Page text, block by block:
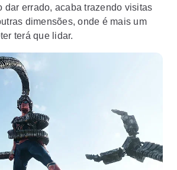
dar errado, acaba trazendo visitas
dimensões, onde é mais um
terá que lidar.